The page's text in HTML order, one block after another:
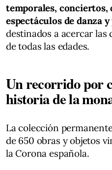
temporales, conciertos,
espectáculos de danza
destinados a acercar las
de todas las edades.
Un recorrido por
historia de la
La colección
de 650 obras y objetos
la Corona española.